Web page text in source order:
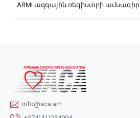
ARMI ազգային ռեգիստրի ամսագիր
info@aca.am